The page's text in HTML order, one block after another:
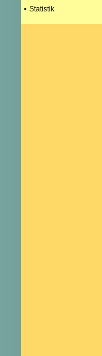
• Statistik